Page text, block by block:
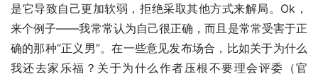
是它导致自己更加软弱，拒绝采取其他方式来解局。Ok，
来个例子——我常常认为自己很正确，而且是常常受害于正
确的那种“正义男”。在一些意见发布场合，比如关于为什么
我还去家乐福？关于为什么作者压根不要理会评委（官